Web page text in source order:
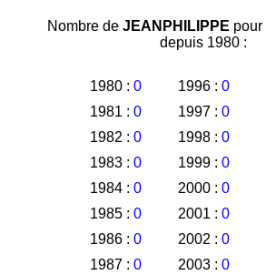
Nombre deJEANPHILIPPE
depuis 1980 :
1980 : 0
1981 : 0
1982 : 0
1983 : 0
1984 : 0
1985 : 0
1986 : 0
1987 : 0
1996 : 0
1997 : 0
1998 : 0
1999 : 0
2000 : 0
2001 : 0
2002 : 0
2003 : 0